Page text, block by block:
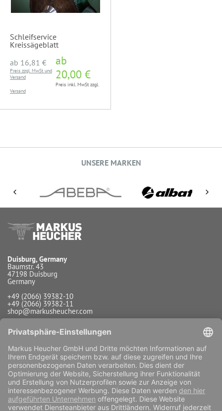
Schleifservice
Kreissägeblatt
ab 16,81 €
Preis zzgl. MwSt und
Versand
ab
20,00 €
Preis inkl. MwSt zzgl.
Versand
UNSERE MARKEN
Duisburg, Germany
Baumstr. 43
47198 Duisburg
Germany
+49 (2066) 39382-10
+49 (2066) 39382-11
shop@markusheucher.com
Info / Service
Zahlungsarten
Versandarten